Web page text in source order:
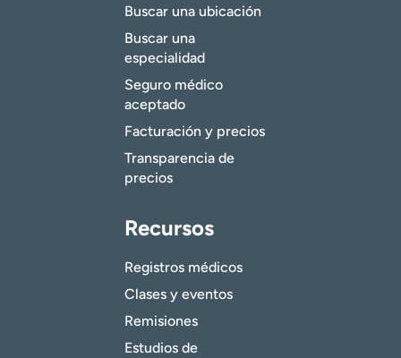
Buscar una ubicación
Buscar una
especialidad
Seguro médico
aceptado
Facturación y precios
Transparencia de
precios
Recursos
Registros médicos
Clases y eventos
Remisiones
Estudios de